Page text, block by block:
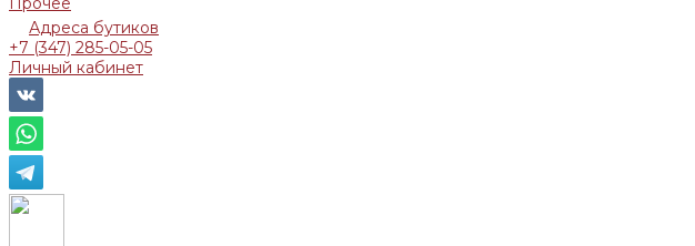
Адреса бутиков
+7 (347) 285-05-05
Личный кабинет